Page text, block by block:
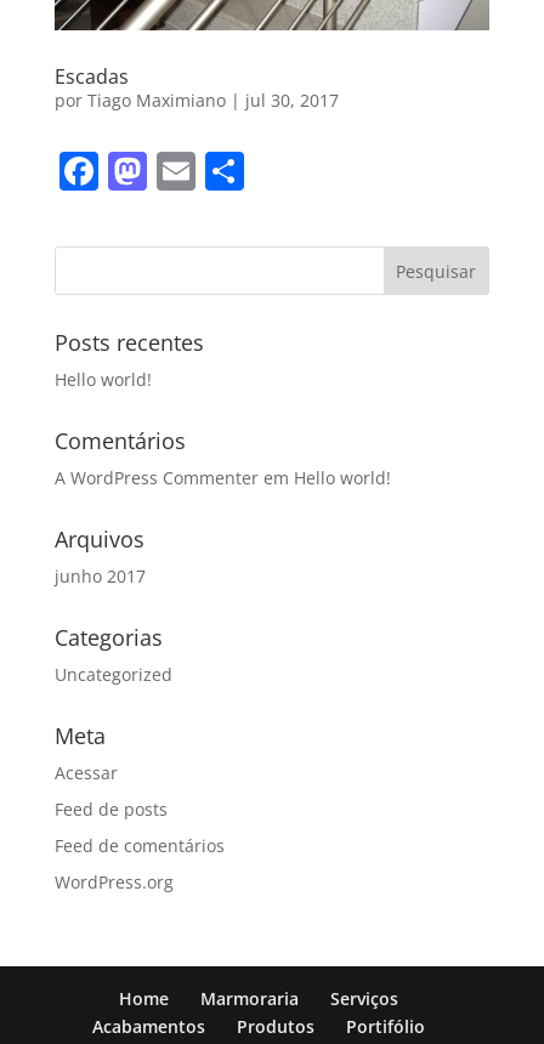
Escadas
por Tiago Maximiano| jul 30, 2017
F
c
e
b
o
o
k
M
st
o
d
o
n
E
ai
l
S
ar
e
Posts recentes
Hello world!
Comentários
A WordPress Commenterem Hello world!
Arquivos
junho 2017
Categorias
Uncategorized
Meta
Acessar
Feed de posts
Feed de comentários
WordPress.org
Home Marmoraria
Serviços
Acabamentos
Produtos
Portifólio